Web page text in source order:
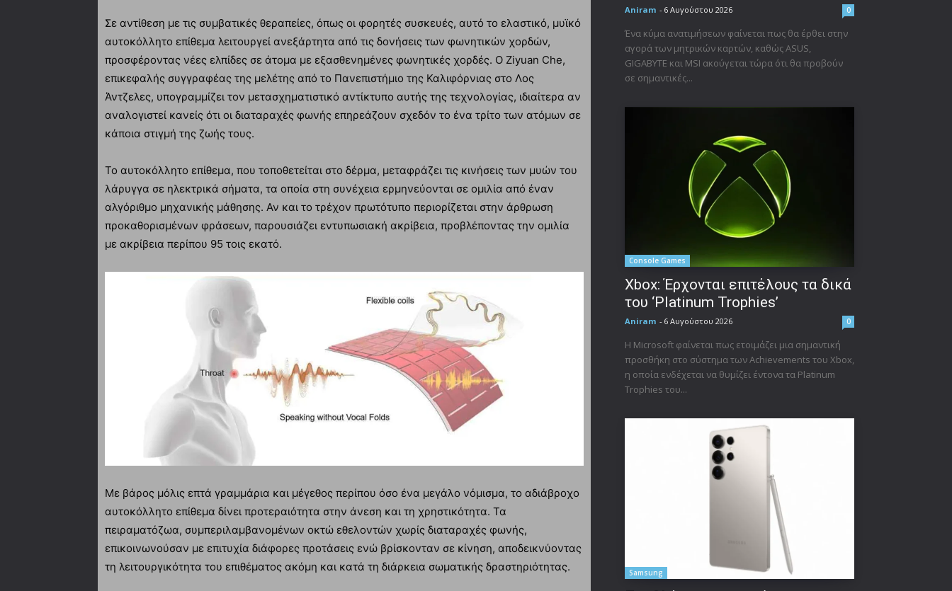
Σε αντίθεση με τις συμβατικές θεραπείες, όπως οι φορητές συσκευές, αυτό το ελαστικό, μυϊκό
αυτοκόλλητο επίθεμα λειτουργεί ανεξάρτητα από τις δονήσεις των φωνητικών χορδών,
προσφέροντας νέες ελπίδες σε άτομα με εξασθενημένες φωνητικές χορδές. Ο Ziyuan Che,
επικεφαλής συγγραφέας της μελέτης από το Πανεπιστήμιο της Καλιφόρνιας στο Λος
Άντζελες, υπογραμμίζει τον μετασχηματιστικό αντίκτυπο αυτής της τεχνολογίας, ιδιαίτερα αν
αναλογιστεί κανείς ότι οι διαταραχές φωνής επηρεάζουν σχεδόν το ένα τρίτο των ατόμων σε
κάποια στιγμή της ζωής τους.
Το αυτοκόλλητο επίθεμα, που τοποθετείται στο δέρμα, μεταφράζει τις κινήσεις των μυών του
λάρυγγα σε ηλεκτρικά σήματα, τα οποία στη συνέχεια ερμηνεύονται σε ομιλία από έναν
αλγόριθμο μηχανικής μάθησης. Αν και το τρέχον πρωτότυπο περιορίζεται στην άρθρωση
προκαθορισμένων φράσεων, παρουσιάζει εντυπωσιακή ακρίβεια, προβλέποντας την ομιλία
με ακρίβεια περίπου 95 τοις εκατό.
Με βάρος μόλις επτά γραμμάρια και μέγεθος περίπου όσο ένα μεγάλο νόμισμα, το αδιάβροχο
αυτοκόλλητο επίθεμα δίνει προτεραιότητα στην άνεση και τη χρηστικότητα. Τα
πειραματόζωα, συμπεριλαμβανομένων οκτώ εθελοντών χωρίς διαταραχές φωνής,
επικοινωνούσαν με επιτυχία διάφορες προτάσεις ενώ βρίσκονταν σε κίνηση, αποδεικνύοντας
τη λειτουργικότητα του επιθέματος ακόμη και κατά τη διάρκεια σωματικής δραστηριότητας.
Aniram - 6 Αυγούστου 2026 0
Ένα κύμα ανατιμήσεων φαίνεται πως θα έρθει στην
αγορά των μητρικών καρτών, καθώς ASUS,
GIGABYTE και MSI ακούγεται τώρα ότι θα προβούν
σε σημαντικές...
Console Games
Xbox: Έρχονται επιτέλους τα δικά
του ‘Platinum Trophies’
Aniram - 6 Αυγούστου 2026 0
Η Microsoft φαίνεται πως ετοιμάζει μια σημαντική
προσθήκη στο σύστημα των Achievements του Xbox,
η οποία ενδέχεται να θυμίζει έντονα τα Platinum
Trophies του...
Samsung